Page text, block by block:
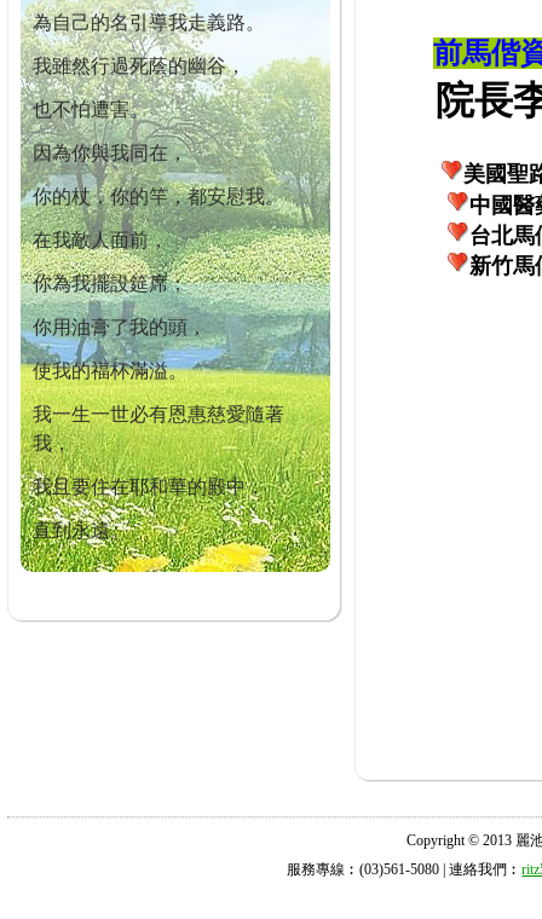
為自己的名引導我走義路。
我雖然行過死蔭的幽谷，
也不怕遭害。
因為你與我同在，
你的杖，你的竿，都安慰我。
在我敵人面前，
你為我擺設筵席；
你用油膏了我的頭，
使我的福杯滿溢。
我一生一世必有恩惠慈愛隨著
我，
我且要住在耶和華的殿中，
直到永遠。
前馬偕
院長李
美國聖
中國醫
台北馬
新竹馬
Copyright © 2013 麗
服務專線︰(03)561-5080 | 連絡我們︰